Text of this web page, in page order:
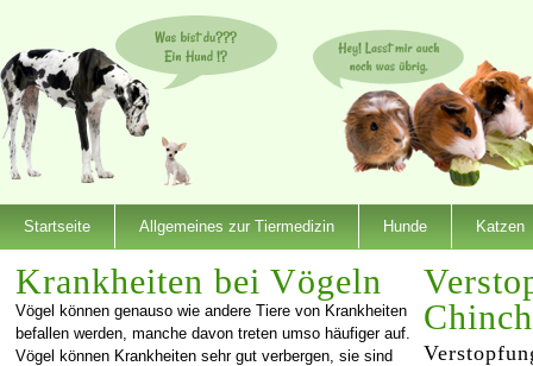
Startseite Allgemeines zur Tiermedizin Hunde Katzen
Krankheiten bei Vögeln
Vögel können genauso wie andere Tiere von Krankheiten
befallen werden, manche davon treten umso häufiger auf.
Vögel können Krankheiten sehr gut verbergen, sie sind